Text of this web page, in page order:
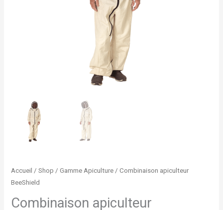
Accueil /Shop /Gamme Apiculture / Combinaison apiculteur
BeeShield
Combinaison apiculteur